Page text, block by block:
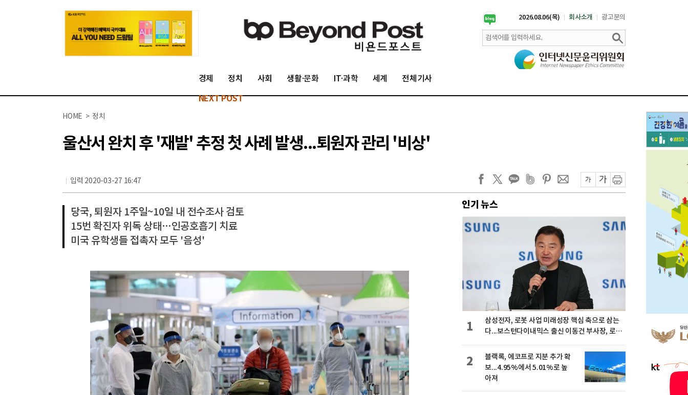
2026.08.06(목) 회사소개 광고문의
경제 정치 사회 생활·문화 IT·과학 세계 전체기사
NEXT POST
HOME > 정치
울산서 완치 후 '재발' 추정 첫 사례 발생...퇴원자 관리 '비상'
입력 2020-03-27 16:47
당국, 퇴원자 1주일~10일 내 전수조사 검토
15번 확진자 위독 상태…인공호흡기 치료
미국 유학생들 접촉자 모두 '음성'
인기 뉴스
삼성전자, 로봇 사업 미래성장 핵심 축으로 삼는
다...보스턴다이내믹스 출신 이동건 부사장, 로보
1
블랙록, 에코프로 지분 추가 확
보...4.95%에서 5.01%로 높
아져
2